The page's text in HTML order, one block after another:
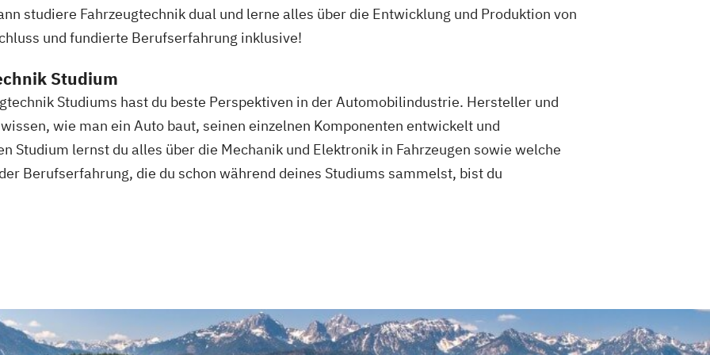
studiere Fahrzeugtechnik dual und lerne alles über die Entwicklung und Produktion von
und fundierte Berufserfahrung inklusive!
Studium
Studiums hast du beste Perspektiven in der Automobilindustrie. Hersteller und
wie man ein Auto baut, seinen einzelnen Komponenten entwickelt und
Studium lernst du alles über die Mechanik und Elektronik in Fahrzeugen sowie welche
Berufserfahrung, die du schon während deines Studiums sammelst, bist du